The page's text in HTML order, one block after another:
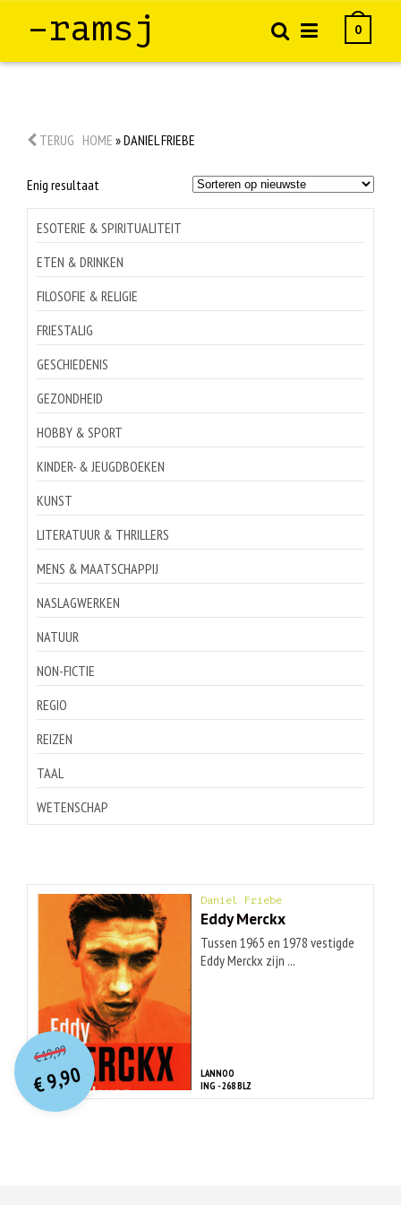
–ramsj 0
TERUG HOME »DANIEL FRIEBE
Enig resultaat
ESOTERIE & SPIRITUALITEIT
ETEN & DRINKEN
FILOSOFIE & RELIGIE
FRIESTALIG
GESCHIEDENIS
GEZONDHEID
HOBBY & SPORT
KINDER- & JEUGDBOEKEN
KUNST
LITERATUUR & THRILLERS
MENS & MAATSCHAPPIJ
NASLAGWERKEN
NATUUR
NON-FICTIE
REGIO
REIZEN
TAAL
WETENSCHAP
Daniel Friebe
Eddy Merckx
Tussen 1965 en 1978 vestigde
Eddy Merckx zijn ...
LANNOO
ING - 268 BLZ
€19,99O
orspr
onkelijke
prijs
was:
€ 19,99.
€9,90
Huidige
prijs
is:
€ 9,90.